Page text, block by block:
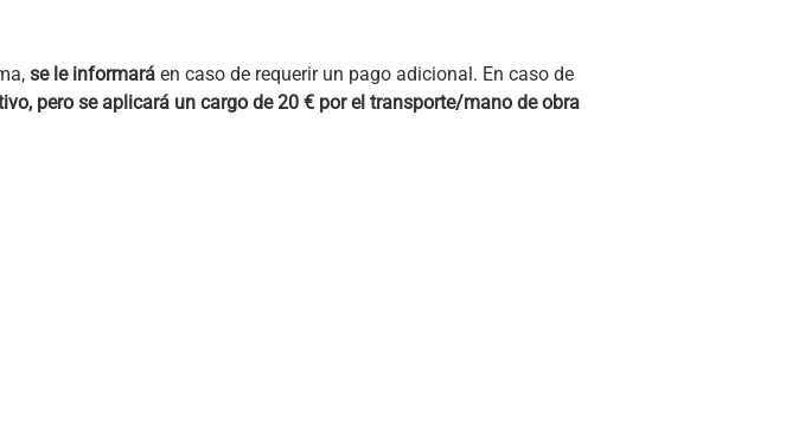
se le informará en caso de requerir un pago adicional. En caso de
pero se aplicará un cargo de 20 € por el transporte/mano de obra